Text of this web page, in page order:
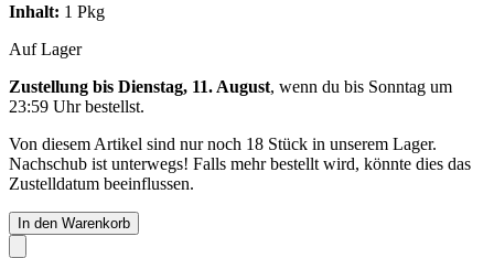
Inhalt: 1 Pkg
Auf Lager
Zustellung bis Dienstag, 11. August, wenn du bis Sonntag um
23:59 Uhrbestellst.
Von diesem Artikel sind nur noch 18 Stück in unserem Lager.
Nachschub ist unterwegs! Falls mehr bestellt wird, könnte dies das
Zustelldatum beeinflussen.
In den Warenkorb